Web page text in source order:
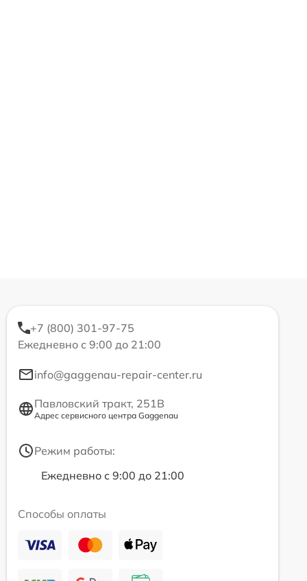
+7 (800) 301-97-75
Ежедневно с 9:00 до 21:00
info@gaggenau-repair-center.ru
Павловский тракт, 251В
Адрес сервисного центра Gaggenau
Режим работы:
Ежедневно с 9:00 до 21:00
Способы оплаты